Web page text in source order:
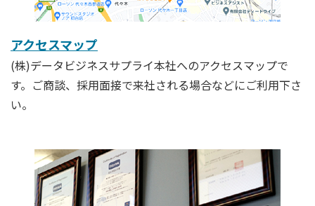
アクセスマップ
(株)データビジネスサプライ本社へのアクセスマップで
す。ご商談、採用面接で来社される場合などにご利用下さ
い。